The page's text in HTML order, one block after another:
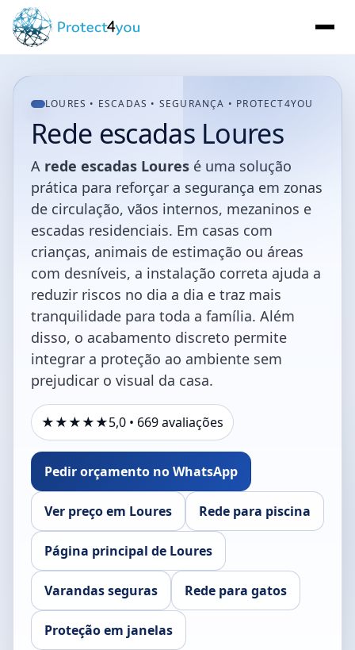
LOURES • ESCADAS • SEGURANÇA • PROTECT4YOU
Rede escadas Loures
A rede escadas Loures é uma solução
prática para reforçar a segurança em zonas
de circulação, vãos internos, mezaninos e
escadas residenciais. Em casas com
crianças, animais de estimação ou áreas
com desníveis, a instalação correta ajuda a
reduzir riscos no dia a dia e traz mais
tranquilidade para toda a família. Além
disso, o acabamento discreto permite
integrar a proteção ao ambiente sem
prejudicar o visual da casa.
★★★★★5,0 • 669 avaliações
Pedir orçamento no WhatsApp
Ver preço em Loures Rede para piscina
Página principal de Loures
Varandas seguras Rede para gatos
Proteção em janelas